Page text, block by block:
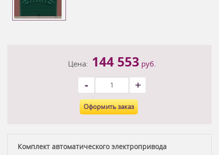
Цена: 144 553 руб.
- +
Оформить заказ
Комплект автоматического электропривода